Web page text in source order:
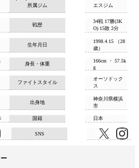
所属ジム エスジム
戦歴
34戦 17勝(3K
O) 15敗 2分
生年月日
1998.4.15 （28
歳）
身長・体重
166cm ・ 57.5k
g
ファイトスタイル
オーソドック
ス
出身地
神奈川県横浜
市
国籍 日本
SNS